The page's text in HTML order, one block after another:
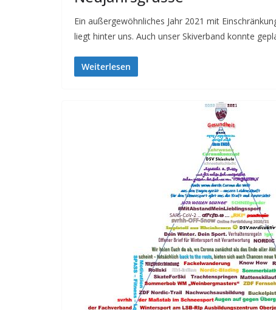
Ein außergewöhnliches Jahr 2021 mit
liegt hinter uns. Auch unser Skiverband konnte
Weiterlesen